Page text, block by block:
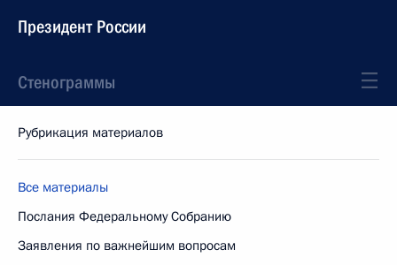
Президент России
Стенограммы
Рубрикация материалов
Все материалы
Послания Федеральному Собранию
Заявления по важнейшим вопросам